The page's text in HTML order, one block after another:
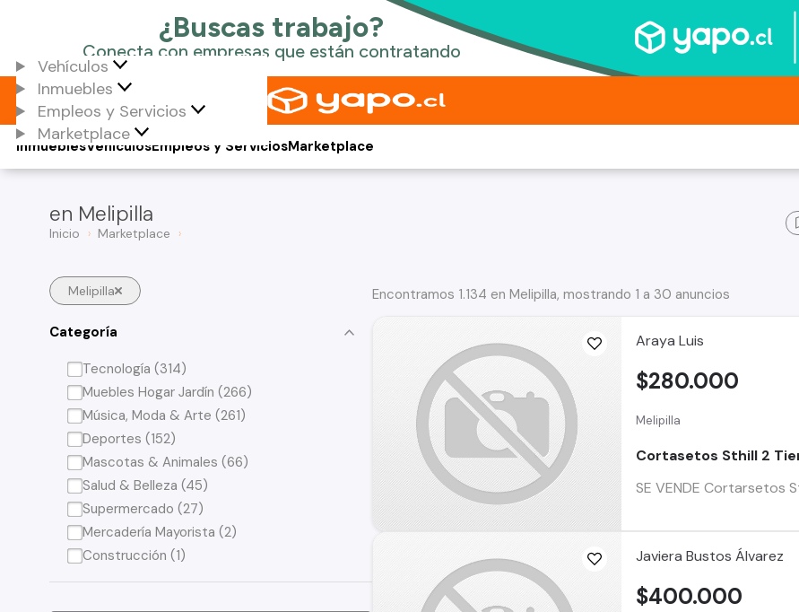
Vehículos
Inmuebles
Empleos y Servicios
Marketplace
Vehículos
Inmuebles Empleos y ServiciosMarketplace
en Melipilla
Inicio Marketplace
Melipilla
Categoría
Tecnología (314)
Muebles Hogar Jardín (266)
Música, Moda & Arte (261)
Deportes (152)
Mascotas & Animales (66)
Salud & Belleza (45)
Supermercado (27)
Mercadería Mayorista (2)
Construcción (1)
Encontramos 1.134 en Melipilla, mostrando 1 a 30 anuncios
Araya Luis
Melipilla
Cortasetos Sthill 2
SE VENDE Cortarsetos
$280.000
Javiera Bustos Álvarez
$400.000